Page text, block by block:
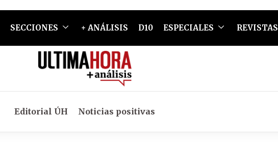
SECCIONES + ANÁLISIS D10 ESPECIALES REVISTAS
Editorial ÚH Noticias positivas